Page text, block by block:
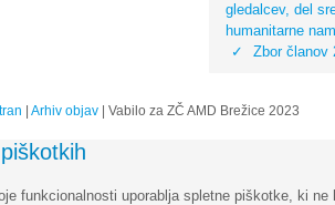
gledalcev, del
humanitarne
Zbor članov
Arhiv objav Vabilo za ZČ AMD Brežice 2023
funkcionalnosti uporablja spletne piškotke, ki